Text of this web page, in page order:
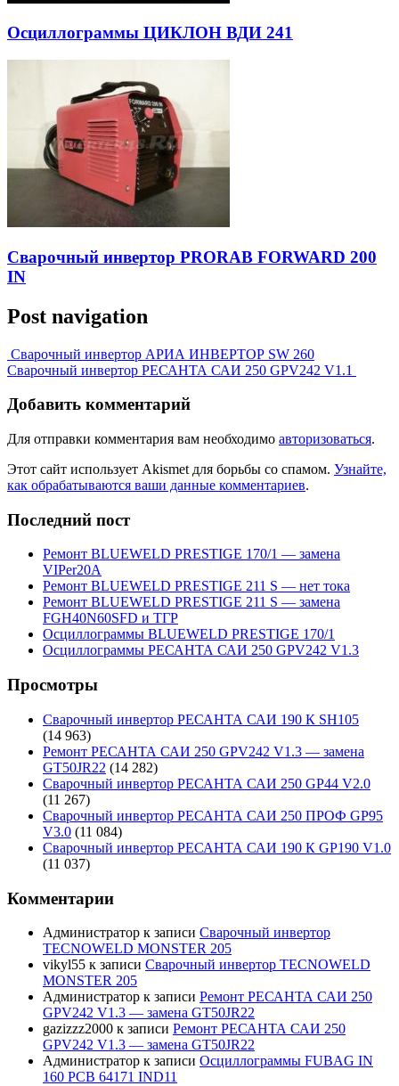
Осциллограммы ЦИКЛОН ВДИ 241
Сварочный инвертор PRORAB FORWARD 200
IN
Post navigation
Сварочный инвертор АРИА ИНВЕРТОР SW 260
Сварочный инвертор РЕСАНТА САИ 250 GPV242 V1.1
Добавить комментарий
Для отправки комментария вам необходимо авторизоваться.
Этот сайт использует Akismet для борьбы со спамом. Узнайте,
как обрабатываются ваши данные комментариев.
Последний пост
Ремонт BLUEWELD PRESTIGE 170/1 — замена
VIPer20A
Ремонт BLUEWELD PRESTIGE 211 S — нет тока
Ремонт BLUEWELD PRESTIGE 211 S — замена
FGH40N60SFD и ТГР
Осциллограммы BLUEWELD PRESTIGE 170/1
Осциллограммы РЕСАНТА САИ 250 GPV242 V1.3
Просмотры
Сварочный инвертор РЕСАНТА САИ 190 К SH105
(14 963)
Ремонт РЕСАНТА САИ 250 GPV242 V1.3 — замена
GT50JR22 (14 282)
Сварочный инвертор РЕСАНТА САИ 250 GP44 V2.0
(11 267)
Сварочный инвертор РЕСАНТА САИ 250 ПРОФ GP95
V3.0 (11 084)
Сварочный инвертор РЕСАНТА САИ 190 К GP190 V1.0
(11 037)
Комментарии
Администратор к записи Сварочный инвертор
TECNOWELD MONSTER 205
vikyl55 к записи Сварочный инвертор TECNOWELD
MONSTER 205
Администратор к записи Ремонт РЕСАНТА САИ 250
GPV242 V1.3 — замена GT50JR22
gazizzz2000 к записи Ремонт РЕСАНТА САИ 250
GPV242 V1.3 — замена GT50JR22
Администратор к записи Осциллограммы FUBAG IN
160 PCB 64171 IND11